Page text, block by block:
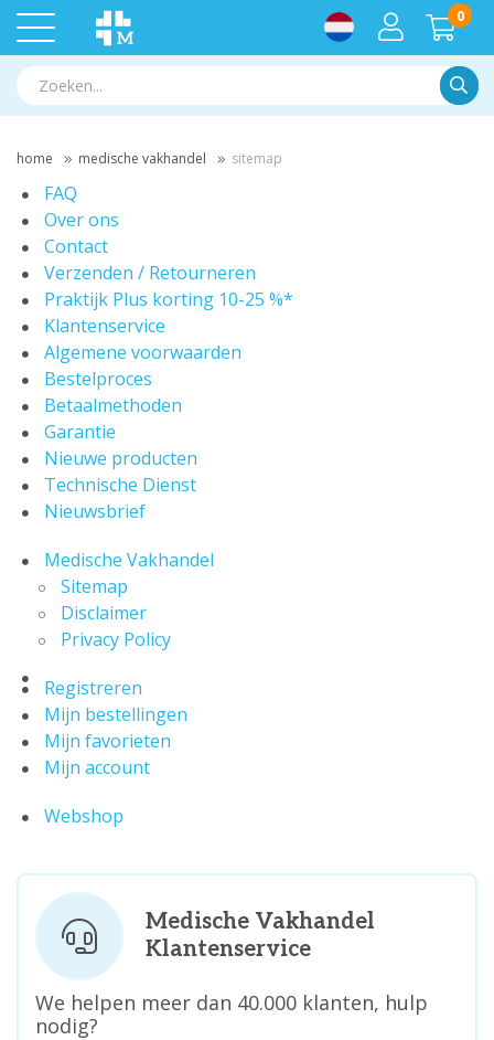
0
home medische vakhandel sitemap
FAQ
Over ons
Contact
Verzenden / Retourneren
Praktijk Plus korting 10-25 %*
Klantenservice
Algemene voorwaarden
Bestelproces
Betaalmethoden
Garantie
Nieuwe producten
Technische Dienst
Nieuwsbrief
Medische Vakhandel
Sitemap
Disclaimer
Privacy Policy
Registreren
Mijn bestellingen
Mijn favorieten
Mijn account
Webshop
Medische Vakhandel
Klantenservice
We helpen meer dan 40.000 klanten, hulp
nodig?